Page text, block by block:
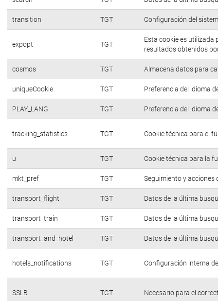
transition TGT Configuración del
expopt TGT
Esta cookie es utilizada
resultados obtenidos
cosmos TGT Almacena datos para
uniqueCookie TGT Preferencia del idioma
PLAY_LANG TGT Preferencia del idioma
tracking_statistics TGT Cookie técnica para el
u TGT Cookie técnica para la
mkt_pref TGT Seguimiento y acciones
transport_flight TGT Datos de la última
transport_train TGT Datos de la última
transport_and_hotel TGT Datos de la última
hotels_notifications TGT Configuración interna
SSLB TGT Necesario para el